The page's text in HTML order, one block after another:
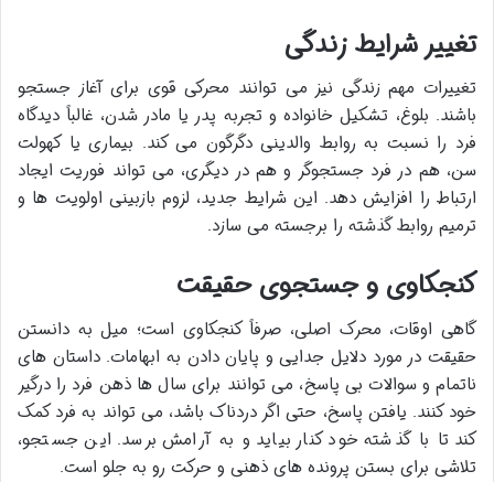
تغییر شرایط زندگی
تغییرات مهم زندگی نیز می توانند محرکی قوی برای آغاز جستجو
باشند. بلوغ، تشکیل خانواده و تجربه پدر یا مادر شدن، غالباً دیدگاه
فرد را نسبت به روابط والدینی دگرگون می کند. بیماری یا کهولت
سن، هم در فرد جستجوگر و هم در دیگری، می تواند فوریت ایجاد
ارتباط را افزایش دهد. این شرایط جدید، لزوم بازبینی اولویت ها و
ترمیم روابط گذشته را برجسته می سازد.
کنجکاوی و جستجوی حقیقت
گاهی اوقات، محرک اصلی، صرفاً کنجکاوی است؛ میل به دانستن
حقیقت در مورد دلایل جدایی و پایان دادن به ابهامات. داستان های
ناتمام و سوالات بی پاسخ، می توانند برای سال ها ذهن فرد را درگیر
خود کنند. یافتن پاسخ، حتی اگر دردناک باشد، می تواند به فرد کمک
کند تا با گذشته خود کنار بیاید و به آرامش برسد. این جستجو،
تلاشی برای بستن پرونده های ذهنی و حرکت رو به جلو است.